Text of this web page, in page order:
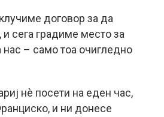
договор за да
сега градиме место за
нас – само тоа очигледно
нè посети на еден час,
и ни донесе